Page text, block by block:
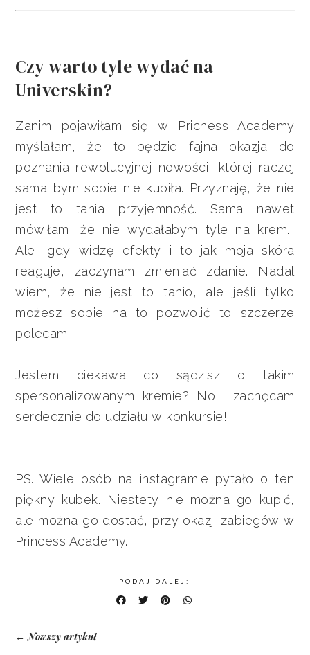
Czy warto tyle wydać na
Universkin?
Zanim pojawiłam się w Pricness Academy
myślałam, że to będzie fajna okazja do
poznania rewolucyjnej nowości, której raczej
sama bym sobie nie kupiła. Przyznaję, że nie
jest to tania przyjemność. Sama nawet
mówiłam, że nie wydałabym tyle na krem...
Ale, gdy widzę efekty i to jak moja skóra
reaguje, zaczynam zmieniać zdanie. Nadal
wiem, że nie jest to tanio, ale jeśli tylko
możesz sobie na to pozwolić to szczerze
polecam.
Jestem ciekawa co sądzisz o takim
spersonalizowanym kremie? No i zachęcam
serdecznie do udziału w konkursie!
PS. Wiele osób na instagramie pytało o ten
piękny kubek. Niestety nie można go kupić,
ale można go dostać, przy okazji zabiegów w
Princess Academy.
PODAJ DALEJ:
←Nowszy artykuł